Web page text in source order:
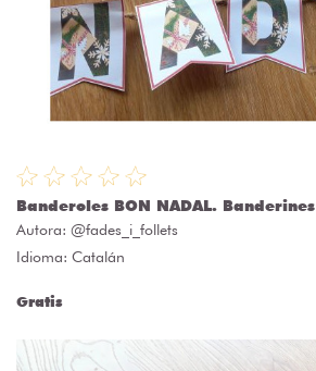
Banderoles BON NADAL. Banderines
Autora: @fades_i_follets
Idioma: Catalán
Gratis